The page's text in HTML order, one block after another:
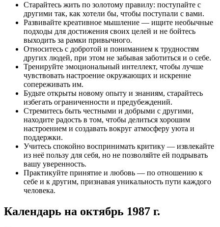
Старайтесь жить по золотому правилу: поступайте с
другими так, как хотели бы, чтобы поступали с вами.
Развивайте креативное мышление — ищите необычные
подходы для достижения своих целей и не бойтесь
выходить за рамки привычного.
Относитесь с добротой и пониманием к трудностям
других людей, при этом не забывая заботиться и о себе.
Тренируйте эмоциональный интеллект, чтобы лучше
чувствовать настроение окружающих и искренне
сопереживать им.
Будьте открыты новому опыту и знаниям, старайтесь
избегать ограниченности и предубеждений.
Стремитесь быть честными и добрыми с другими,
находите радость в том, чтобы делиться хорошим
настроением и создавать вокруг атмосферу уюта и
поддержки.
Учитесь спокойно воспринимать критику — извлекайте
из неё пользу для себя, но не позволяйте ей подрывать
вашу уверенность.
Практикуйте принятие и любовь — по отношению к
себе и к другим, признавая уникальность пути каждого
человека.
Календарь на октябрь 1987 г.